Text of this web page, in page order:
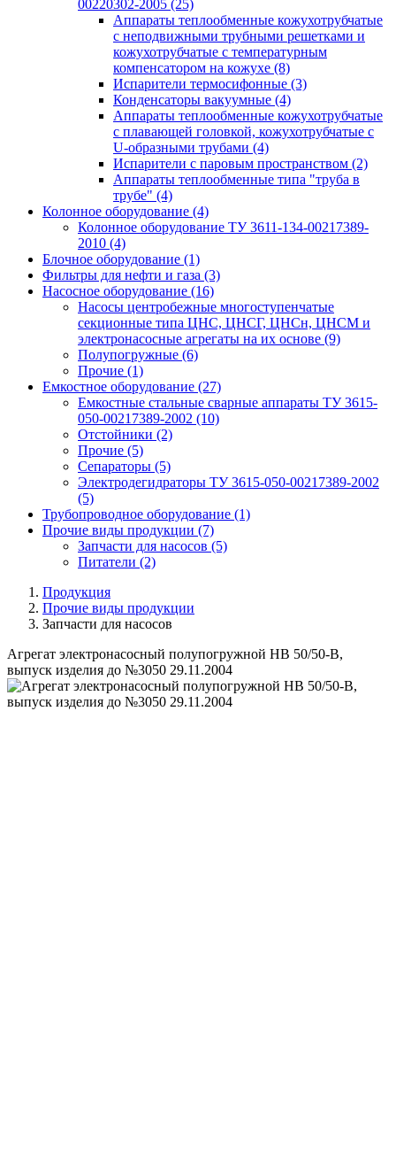
00220302-2005 (25)
Аппараты теплообменные кожухотрубчатые
с неподвижными трубными решетками и
кожухотрубчатые с температурным
компенсатором на кожухе (8)
Испарители термосифонные (3)
Конденсаторы вакуумные (4)
Аппараты теплообменные кожухотрубчатые
с плавающей головкой, кожухотрубчатые с
U-образными трубами (4)
Испарители с паровым пространством (2)
Аппараты теплообменные типа "труба в
трубе" (4)
Колонное оборудование (4)
Колонное оборудование ТУ 3611-134-00217389-
2010 (4)
Блочное оборудование (1)
Фильтры для нефти и газа (3)
Насосное оборудование (16)
Насосы центробежные многоступенчатые
секционные типа ЦНС, ЦНСГ, ЦНСн, ЦНСМ и
электронасосные агрегаты на их основе (9)
Полупогружные (6)
Прочие (1)
Емкостное оборудование (27)
Емкостные стальные сварные аппараты ТУ 3615-
050-00217389-2002 (10)
Отстойники (2)
Прочие (5)
Сепараторы (5)
Электродегидраторы ТУ 3615-050-00217389-2002
(5)
Трубопроводное оборудование (1)
Прочие виды продукции (7)
Запчасти для насосов (5)
Питатели (2)
Продукция
Прочие виды продукции
Запчасти для насосов
Агрегат электронасосный полупогружной НВ 50/50-В,
выпуск изделия до №3050 29.11.2004